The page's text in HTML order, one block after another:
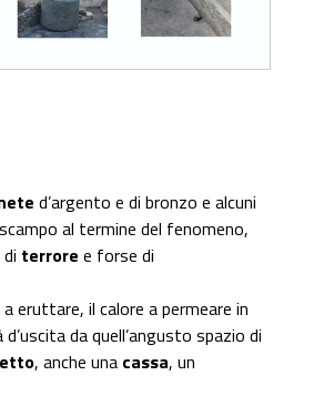
d’argento e di bronzo e alcuni
al termine del fenomeno,
terrore e forse di
eruttare, il calore a permeare in
da quell’angusto spazio di
, anche una cassa, un